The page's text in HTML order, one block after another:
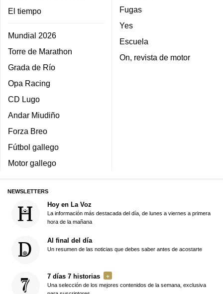
El tiempo
Mundial 2026
Torre de Marathon
Grada de Río
Opa Racing
CD Lugo
Andar Miudiño
Forza Breo
Fútbol gallego
Motor gallego
Fugas
Yes
Escuela
On, revista de motor
NEWSLETTERS
Hoy en La Voz
La información más destacada del día, de lunes a viernes a primera
hora de la mañana
Al final del día
Un resumen de las noticias que debes saber antes de acostarte
7 días 7 historias
Una selección de los mejores contenidos de la semana, exclusiva